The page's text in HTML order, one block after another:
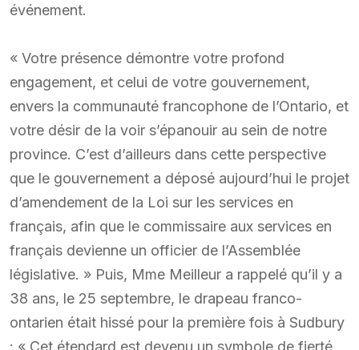
événement.
« Votre présence démontre votre profond
engagement, et celui de votre gouvernement,
envers la communauté francophone de l’Ontario, et
votre désir de la voir s’épanouir au sein de notre
province. C’est d’ailleurs dans cette perspective
que le gouvernement a déposé aujourd’hui le projet
d’amendement de la Loi sur les services en
français, afin que le commissaire aux services en
français devienne un officier de l’Assemblée
législative. » Puis, Mme Meilleur a rappelé qu’il y a
38 ans, le 25 septembre, le drapeau franco-
ontarien était hissé pour la première fois à Sudbury
: « Cet étendard est devenu un symbole de fierté